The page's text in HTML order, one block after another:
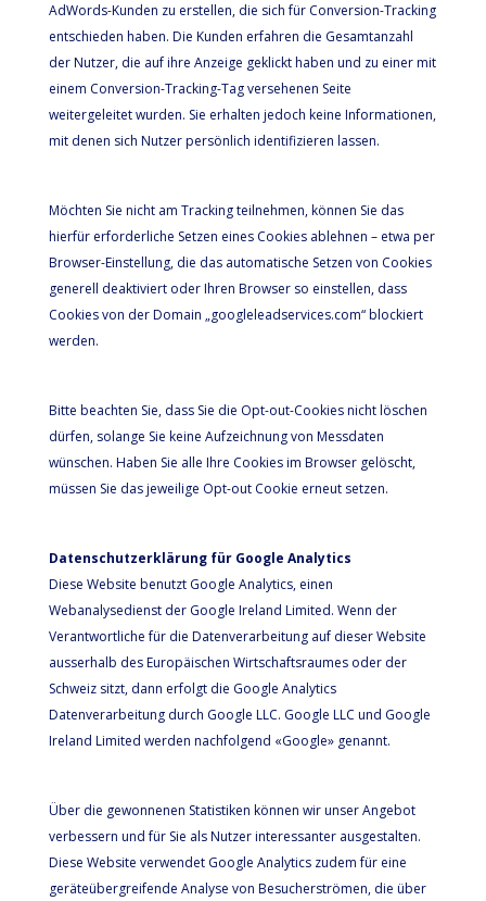
AdWords-Kunden zu erstellen, die sich für Conversion-Tracking
entschieden haben. Die Kunden erfahren die Gesamtanzahl
der Nutzer, die auf ihre Anzeige geklickt haben und zu einer mit
einem Conversion-Tracking-Tag versehenen Seite
weitergeleitet wurden. Sie erhalten jedoch keine Informationen,
mit denen sich Nutzer persönlich identifizieren lassen.
Möchten Sie nicht am Tracking teilnehmen, können Sie das
hierfür erforderliche Setzen eines Cookies ablehnen – etwa per
Browser-Einstellung, die das automatische Setzen von Cookies
generell deaktiviert oder Ihren Browser so einstellen, dass
Cookies von der Domain „googleleadservices.com“ blockiert
werden.
Bitte beachten Sie, dass Sie die Opt-out-Cookies nicht löschen
dürfen, solange Sie keine Aufzeichnung von Messdaten
wünschen. Haben Sie alle Ihre Cookies im Browser gelöscht,
müssen Sie das jeweilige Opt-out Cookie erneut setzen.
Datenschutzerklärung für Google Analytics
Diese Website benutzt Google Analytics, einen
Webanalysedienst der Google Ireland Limited. Wenn der
Verantwortliche für die Datenverarbeitung auf dieser Website
ausserhalb des Europäischen Wirtschaftsraumes oder der
Schweiz sitzt, dann erfolgt die Google Analytics
Datenverarbeitung durch Google LLC. Google LLC und Google
Ireland Limited werden nachfolgend «Google» genannt.
Über die gewonnenen Statistiken können wir unser Angebot
verbessern und für Sie als Nutzer interessanter ausgestalten.
Diese Website verwendet Google Analytics zudem für eine
geräteübergreifende Analyse von Besucherströmen, die über